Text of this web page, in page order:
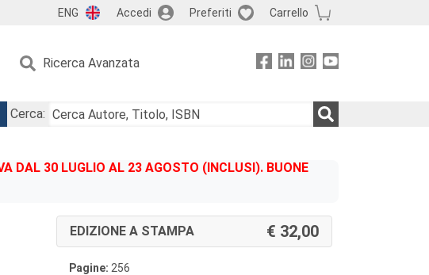
ENG Accedi Preferiti Carrello
Ricerca Avanzata
Cerca:
DAL 30 LUGLIO AL 23 AGOSTO (INCLUSI). BUONE
EDIZIONE A STAMPA 32,00
Pagine: 256